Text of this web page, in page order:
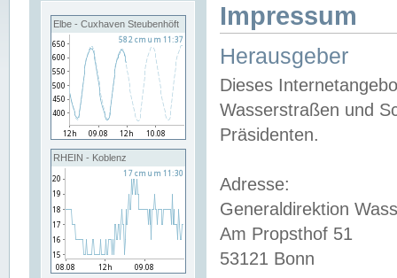
Elbe - Cuxhaven Steubenhöft
RHEIN - Koblenz
Impressum
Herausgeber
Dieses
Wasserstraßen und
Präsidenten.
Adresse:
Generaldirektion
Am Propsthof 51
53121 Bonn